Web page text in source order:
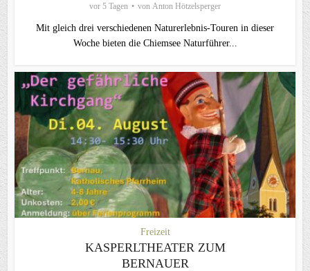
vor 5 Tagen von Anton Hötzelsperger
Mit gleich drei verschiedenen Naturerlebnis-Touren in dieser
Woche bieten die Chiemsee Naturführer...
Freizeit
KASPERLTHEATER ZUM
BERNAUER